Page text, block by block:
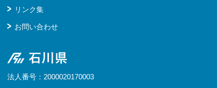
リンク集
お問い合わせ
石川県
法人番号：2000020170003